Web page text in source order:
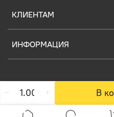
В
КЛИЕНТАМ
ИНФОРМАЦИЯ